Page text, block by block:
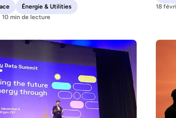
Énergie & Utilities
10 min de lecture
18